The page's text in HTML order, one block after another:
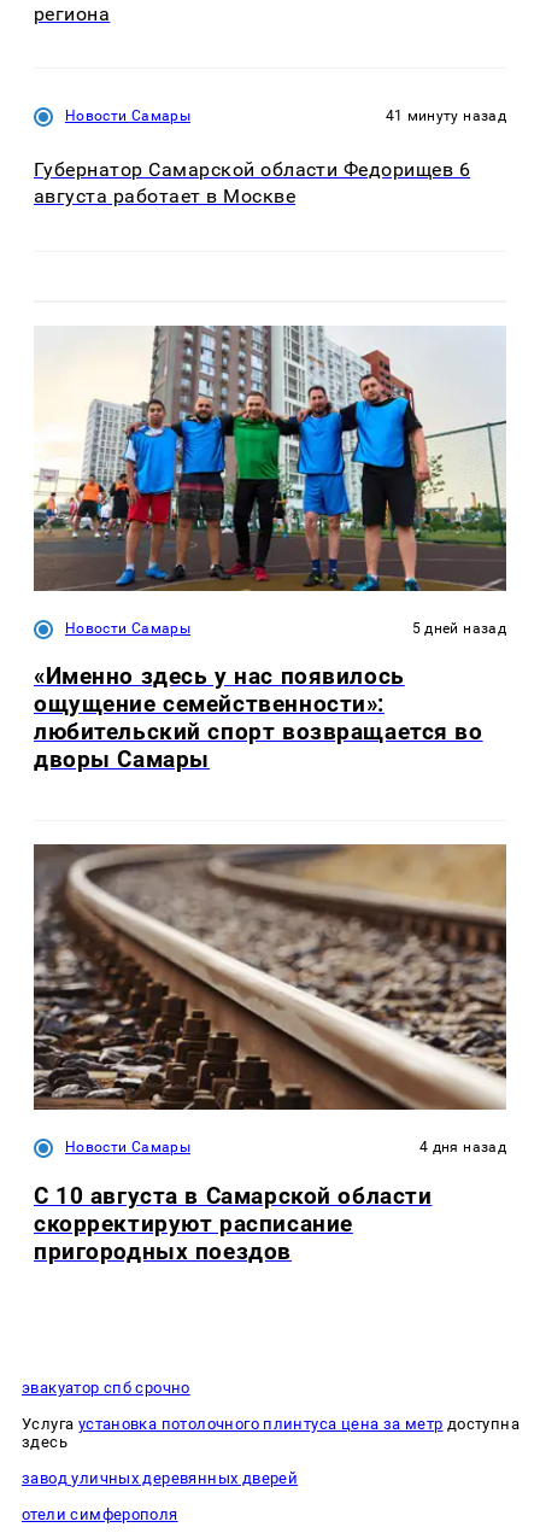
региона
Новости Самары 41 минуту назад
Губернатор Самарской области Федорищев 6
августа работает в Москве
Новости Самары 5 дней назад
«Именно здесь у нас появилось
ощущение семейственности»:
любительский спорт возвращается во
дворы Самары
Новости Самары 4 дня назад
С 10 августа в Самарской области
скорректируют расписание
пригородных поездов
эвакуатор спб срочно
Услуга установка потолочного плинтуса цена за метр доступна
здесь
завод уличных деревянных дверей
отели симферополя